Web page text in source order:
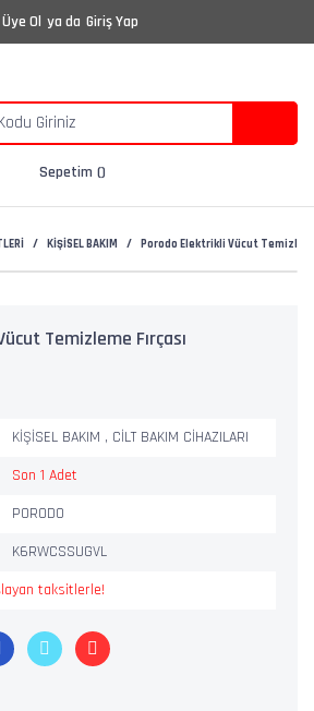
Üye Ol ya da Giriş Yap
Sepetim
KİŞİSEL BAKIM Porodo Elektrikli Vücut
Temizleme Fırçası
KİŞİSEL BAKIM , CİLT BAKIM CİHAZILARI
Son 1 Adet
PORODO
K6RWCSSUGVL
taksitlerle!